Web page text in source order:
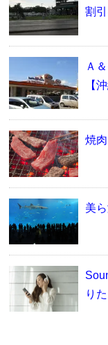
割
Ａ
【
焼
美
り